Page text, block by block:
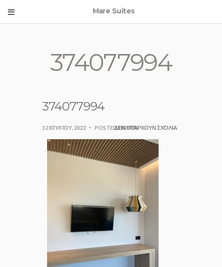
Mare Suites
374077994
374077994
12 ΙΟΥΛΊΟΥ, 2022 POSTED UNDER:
ΔΕΝ ΥΠΆΡΧΟΥΝ ΣΧΌΛΙΑ